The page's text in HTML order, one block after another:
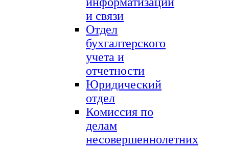
и связи
Отдел
бухгалтерского
учета и
отчетности
Юридический
отдел
Комиссия по
делам
несовершеннолетних